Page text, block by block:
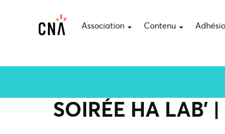
Association Contenu
SOIRÉE HA LAB’